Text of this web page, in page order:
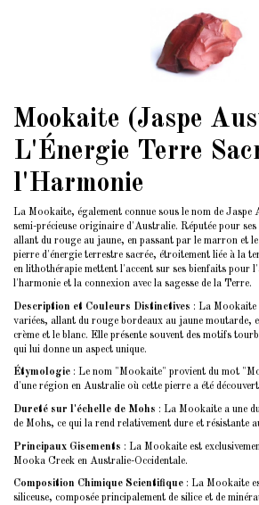
Mookaite (Jaspe
L'Énergie Terre
l'Harmonie
La Mookaite, également connue sous le nom de Jaspe
semi-précieuse originaire d'Australie. Réputée pour
allant du rouge au jaune, en passant par le marron et
pierre d'énergie terrestre sacrée, étroitement liée à la
en lithothérapie mettent l'accent sur ses bienfaits pour
l'harmonie et la connexion avec la sagesse de la Terre.
Description et Couleurs Distinctives : La Mookaite
variées, allant du rouge bordeaux au jaune moutarde,
crème et le blanc. Elle présente souvent des motifs
qui lui donne un aspect unique.
Étymologie : Le nom "Mookaite" provient du mot
d'une région en Australie où cette pierre a été
Dureté sur l'échelle de Mohs : La Mookaite a une
de Mohs, ce qui la rend relativement dure et résistante
Principaux Gisements : La Mookaite est
Mooka Creek en Australie-Occidentale.
Composition Chimique Scientifique : La Mookaite
siliceuse, composée principalement de silice et de